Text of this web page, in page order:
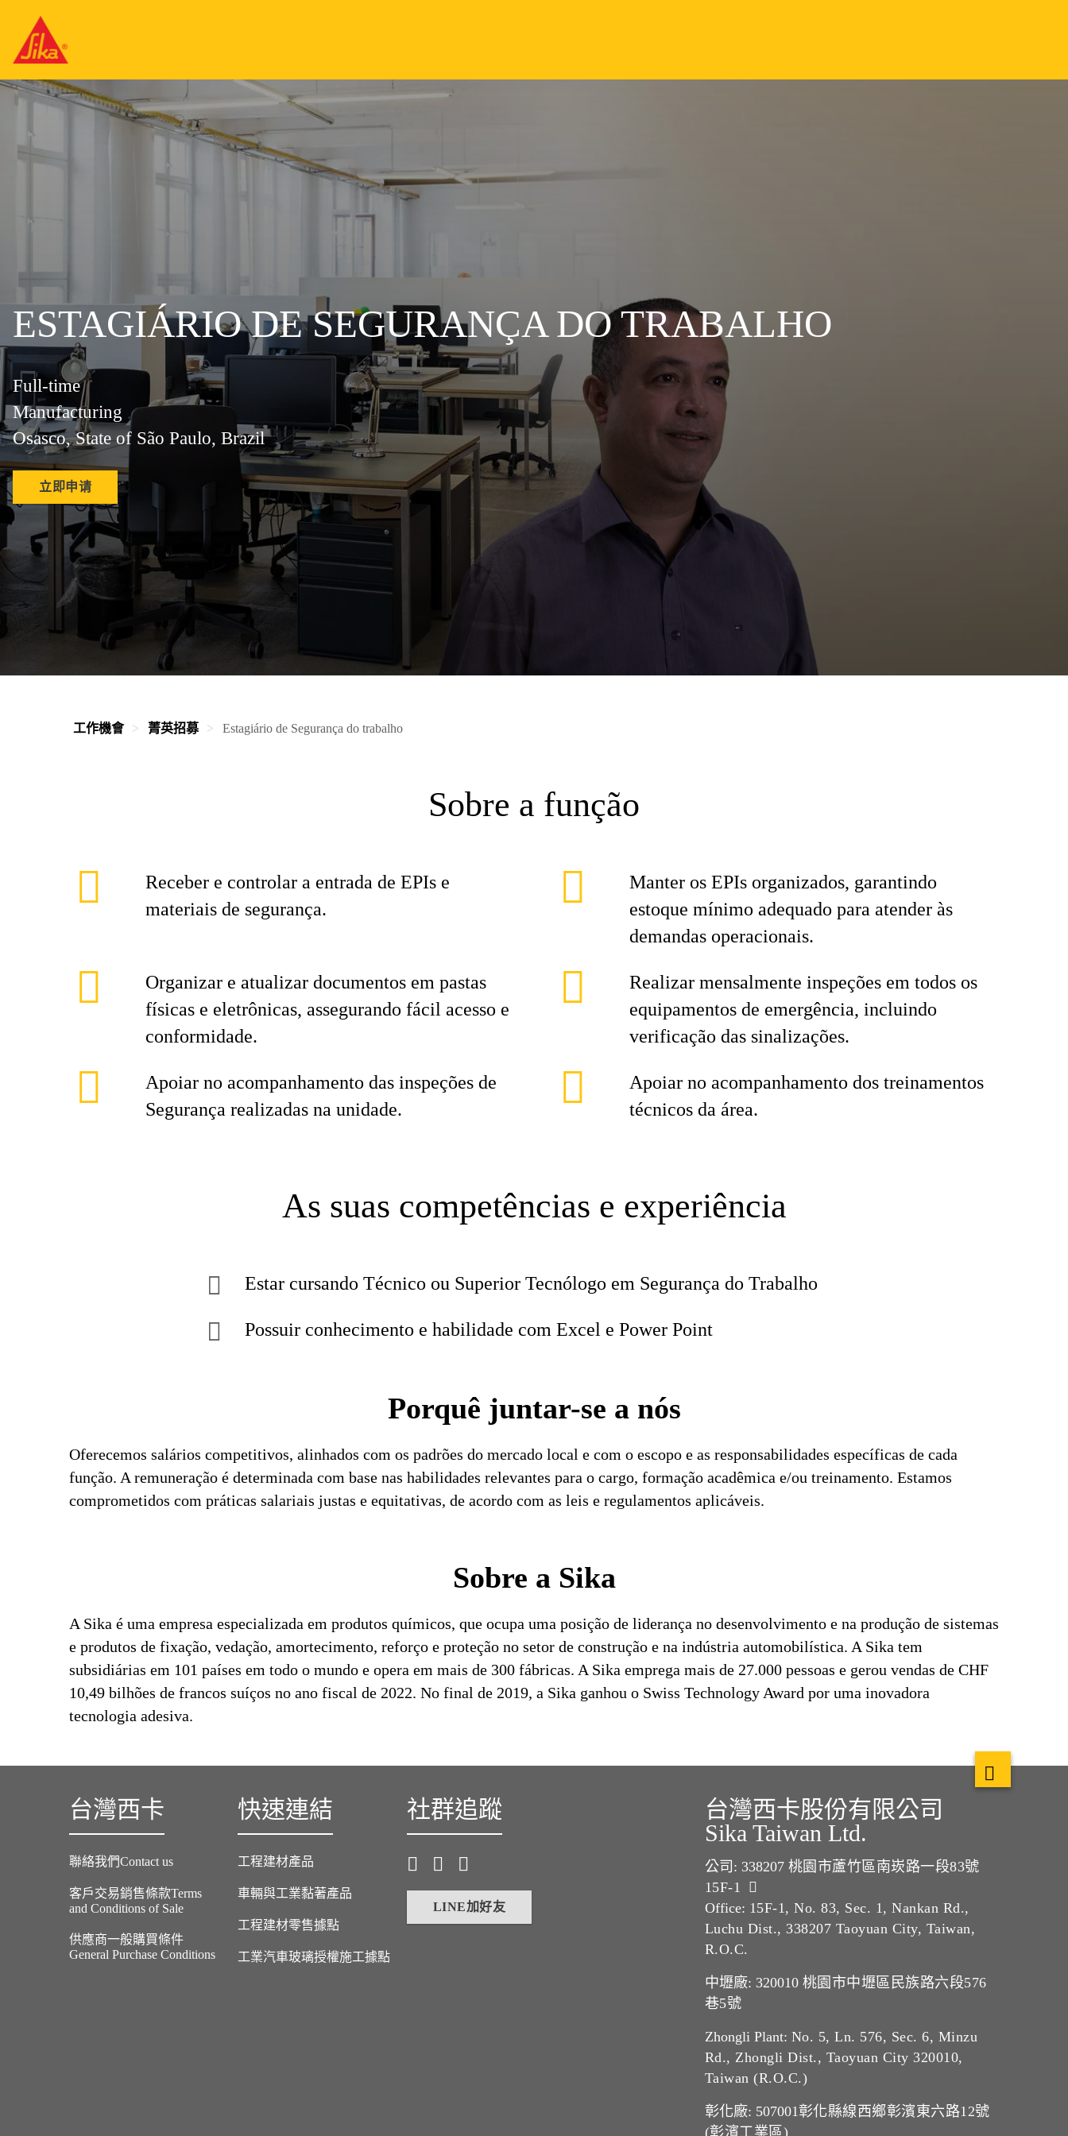
ESTAGIÁRIO DE SEGURANÇA DO TRABALHO
Full-time
Manufacturing
Osasco, State of São Paulo, Brazil
立即申请
工作機會 菁英招募 Estagiário de Segurança do trabalho
Sobre a função
Receber e controlar a entrada de EPIs e
materiais de segurança.
Manter os EPIs organizados, garantindo
estoque mínimo adequado para atender às
demandas operacionais.
Organizar e atualizar documentos em pastas
físicas e eletrônicas, assegurando fácil acesso e
conformidade.
Realizar mensalmente inspeções em todos os
equipamentos de emergência, incluindo
verificação das sinalizações.
Apoiar no acompanhamento das inspeções de
Segurança realizadas na unidade.
Apoiar no acompanhamento dos treinamentos
técnicos da área.
As suas competências e experiência
Estar cursando Técnico ou Superior Tecnólogo em Segurança do Trabalho
Possuir conhecimento e habilidade com Excel e Power Point
Porquê juntar-se a nós
Oferecemos salários competitivos, alinhados com os padrões do mercado local e com o escopo e as responsabilidades específicas de cada
função. A remuneração é determinada com base nas habilidades relevantes para o cargo, formação acadêmica e/ou treinamento. Estamos
comprometidos com práticas salariais justas e equitativas, de acordo com as leis e regulamentos aplicáveis.
Sobre a Sika
A Sika é uma empresa especializada em produtos químicos, que ocupa uma posição de liderança no desenvolvimento e na produção de sistemas
e produtos de fixação, vedação, amortecimento, reforço e proteção no setor de construção e na indústria automobilística. A Sika tem
subsidiárias em 101 países em todo o mundo e opera em mais de 300 fábricas. A Sika emprega mais de 27.000 pessoas e gerou vendas de CHF
10,49 bilhões de francos suíços no ano fiscal de 2022. No final de 2019, a Sika ganhou o Swiss Technology Award por uma inovadora
tecnologia adesiva.
台灣西卡
聯絡我們Contact us
客戶交易銷售條款Terms
and Conditions of Sale
供應商一般購買條件
General Purchase Conditions
快速連結
工程建材產品
車輛與工業黏著產品
工程建材零售據點
工業汽車玻璃授權施工據點
社群追蹤
LINE加好友
台灣西卡股份有限公司
Sika Taiwan Ltd.
公司: 338207 桃園市蘆竹區南崁路一段83號
15F-1
Office: 15F-1, No. 83, Sec. 1, Nankan Rd.,
Luchu Dist., 338207 Taoyuan City, Taiwan,
R.O.C.
中壢廠: 320010 桃園市中壢區民族路六段576
巷5號
Zhongli Plant: No. 5, Ln. 576, Sec. 6, Minzu
Rd., Zhongli Dist., Taoyuan City 320010,
Taiwan (R.O.C.)
彰化廠: 507001彰化縣線西鄉彰濱東六路12號
(彰濱工業區)